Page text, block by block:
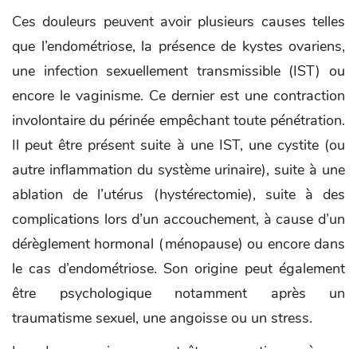
Ces douleurs peuvent avoir plusieurs causes telles
que l’endométriose, la présence de kystes ovariens,
une infection sexuellement transmissible (IST) ou
encore le vaginisme. Ce dernier est une contraction
involontaire du périnée empêchant toute pénétration.
Il peut être présent suite à une IST, une cystite (ou
autre inflammation du système urinaire), suite à une
ablation de l’utérus (hystérectomie), suite à des
complications lors d’un accouchement, à cause d’un
dérèglement hormonal (ménopause) ou encore dans
le cas d’endométriose. Son origine peut également
être psychologique notamment après un
traumatisme sexuel, une angoisse ou un stress.